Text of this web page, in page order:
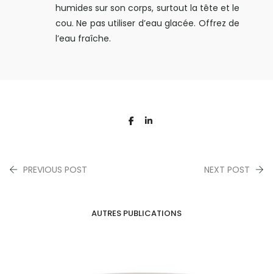
humides sur son corps, surtout la tête et le
cou. Ne pas utiliser d’eau glacée. Offrez de
l’eau fraîche.
PREVIOUS POST NEXT POST
AUTRES PUBLICATIONS